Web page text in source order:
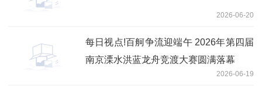
2026-06-20
每日视点!百舸争流迎端午 2026年第四届
南京溧水洪蓝龙舟竞渡大赛圆满落幕
2026-06-19